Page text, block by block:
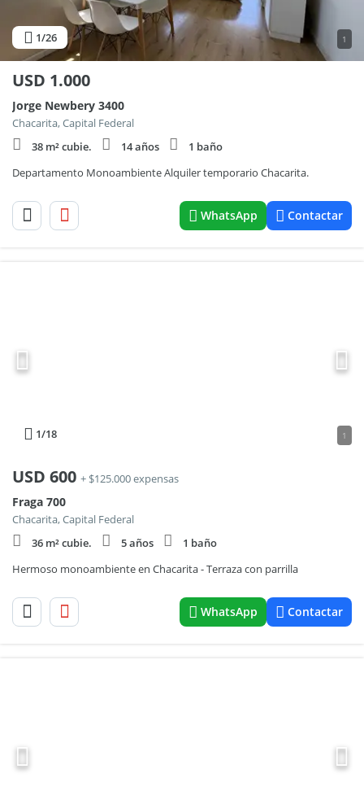
1/26 1
USD 1.000
Jorge Newbery 3400
Chacarita, Capital Federal
38 m² cubie.
14 años
1 baño
Departamento Monoambiente Alquiler temporario Chacarita.
WhatsApp Contactar
1/18 1
USD 600 + $125.000 expensas
Fraga 700
Chacarita, Capital Federal
36 m² cubie.
5 años
1 baño
Hermoso monoambiente en Chacarita - Terraza con parrilla
WhatsApp Contactar